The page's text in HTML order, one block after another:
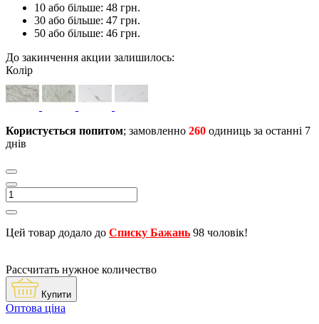
10 або більше: 48 грн.
30 або більше: 47 грн.
50 або більше: 46 грн.
До закинчення акции залишилось:
Колір
Користується попитом; замовленно 260 одиниць за останні 7
днів
Цей товар додало до Списку Бажань 98 чоловік!
Рассчитать нужное количество
Купити
Оптова ціна